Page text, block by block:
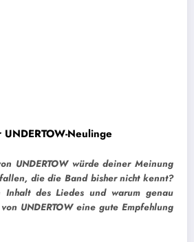
Neulinge
UNDERTOW würde deiner Meinung
die die Band bisher nicht kennt?
Inhalt des Liedes und warum genau
UNDERTOW eine gute Empfehlung